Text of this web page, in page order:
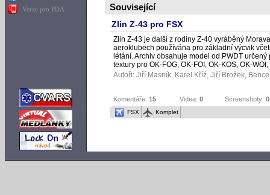
Verze pro PDA
Související
Zlin Z-43 pro FSX
Zlin Z-43 je další z rodiny Z-40 vyráběný
aeroklubech používána pro základní výcvik
létání. Archiv obsahuje model od PWDT
textury pro OK-FOG, OK-FOI, OK-KOS, OK-WOI,
Autoři: Jiří Masník, Karel Kříž, Jiří Brožek,
Komentáře: 15 Videa: 0 Screenshoty: 0
FSX Komplet